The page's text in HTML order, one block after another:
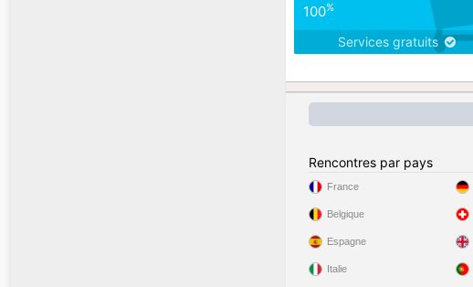
100%
Services gratuits
Rencontres par pays
France
Belgique
Espagne
Italie